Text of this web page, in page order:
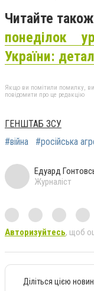
Читайте
понеділок
України:
Якщо ви помітили помилку,
повідомити про це редакцію
ГЕНШТАБ ЗСУ
#війна
#російська
Едуард
Журналіст
Авторизуйтесь, щоб
Діліться цією